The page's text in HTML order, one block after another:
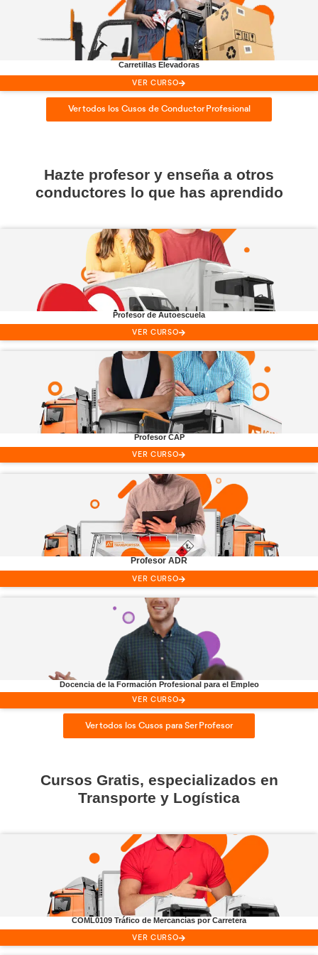
Renovación
VER CURSO
ObtenciónADR
VER CURSO
Carnet CCamión
VER CURSO
CarretillasElevadoras
VER CURSO
Ver todos los Cusos de Conductor
Hazteprofesor y enseña a
conductoreslo que has
Profesor de Autoescuela
VER CURSO